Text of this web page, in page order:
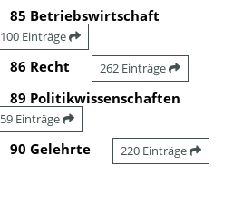
85 Betriebswirtschaft
100 Einträge
86 Recht 262 Einträge
89 Politikwissenschaften
59 Einträge
90 Gelehrte 220 Einträge